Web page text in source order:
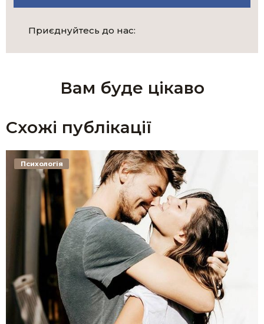
Приєднуйтесь до нас:
Вам буде цікаво
Схожі публікації
Психологія